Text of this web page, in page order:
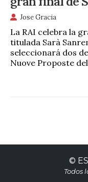
Jose Gracia
La RAI celebra la
titulada Sarà
seleccionará dos
Nuove Proposte
©
Todos